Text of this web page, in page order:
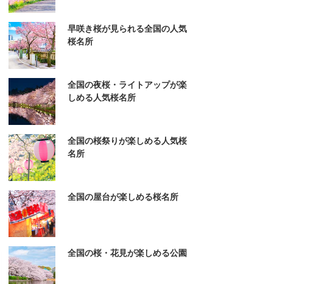
早咲き桜が見られる全国の人気
桜名所
全国の夜桜・ライトアップが楽
しめる人気桜名所
全国の桜祭りが楽しめる人気桜
名所
全国の屋台が楽しめる桜名所
全国の桜・花見が楽しめる公園